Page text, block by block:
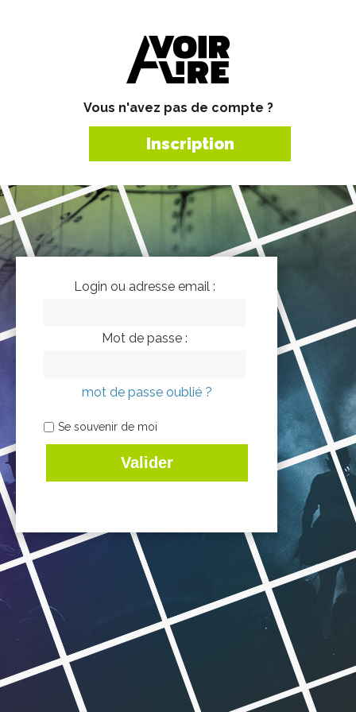
Vous n'avez pas de compte ?
Inscription
Login ou adresse email :
Mot de passe :
mot de passe oublié ?
Se souvenir de moi